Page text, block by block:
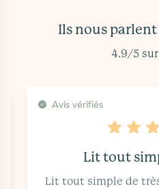
Ils nous
4.9/5 sur
Avis vérifiés
Lit tout
Lit tout simple de